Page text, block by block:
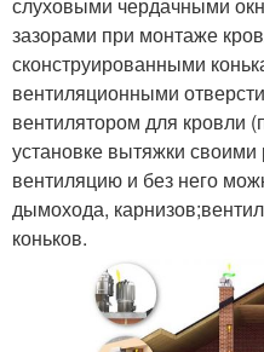
зазорами при монтаже
сконструированными
вентиляционными
вентилятором для кровли
установке вытяжки
вентиляцию и без него
дымохода,
коньков.